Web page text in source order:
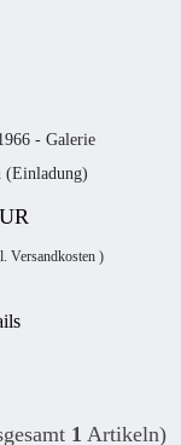
- Galerie
(Einladung)
Versandkosten)
1 Artikeln)